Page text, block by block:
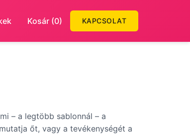
Kosár (0) KAPCSOLAT
– a legtöbb sablonnál – a
őt, vagy a tevékenységét a